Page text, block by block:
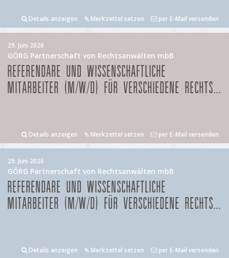
Details anzeigen Merkzettel setzen per E-Mail versenden
29. Juni 2026
GÖRG Partnerschaft von Rechtsanwälten mbB
REFERENDARE UND WISSENSCHAFTLICHE
MITARBEITER (M/W/D) FÜR VERSCHIEDENE RECHTS...
Details anzeigen Merkzettel setzen per E-Mail versenden
29. Juni 2026
GÖRG Partnerschaft von Rechtsanwälten mbB
REFERENDARE UND WISSENSCHAFTLICHE
MITARBEITER (M/W/D) FÜR VERSCHIEDENE RECHTS...
Details anzeigen Merkzettel setzen per E-Mail versenden